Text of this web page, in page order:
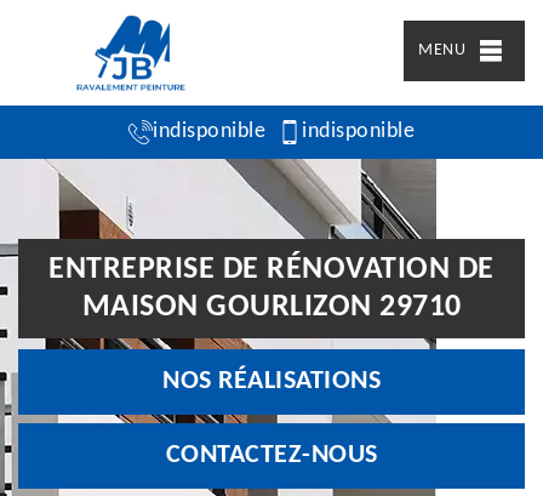
MENU
indisponible indisponible
ENTREPRISE DE RÉNOVATION DE
MAISON GOURLIZON 29710
NOS RÉALISATIONS
CONTACTEZ-NOUS